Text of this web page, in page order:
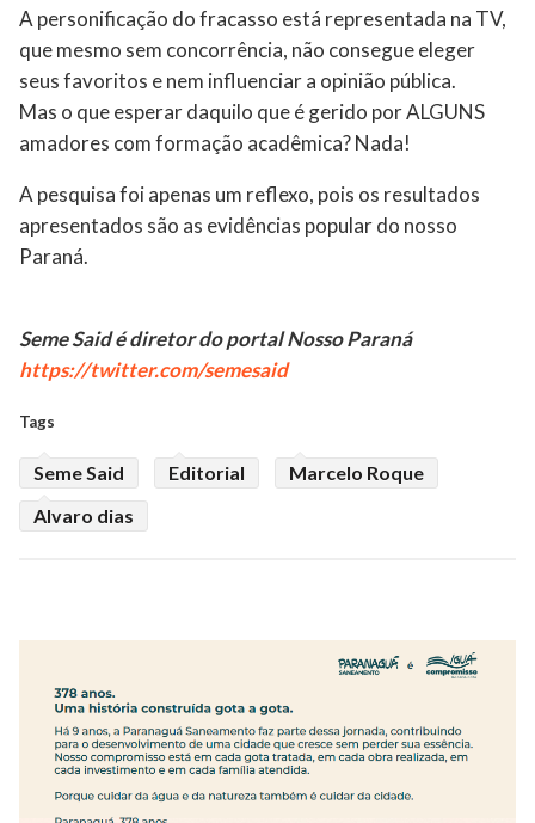
A personificação do fracasso está representada na TV,
que mesmo sem concorrência, não consegue eleger
seus favoritos e nem influenciar a opinião pública.
Mas o que esperar daquilo que é gerido por ALGUNS
amadores com formação acadêmica? Nada!
A pesquisa foi apenas um reflexo, pois os resultados
apresentados são as evidências popular do nosso
Paraná.
Seme Said é diretor do portal Nosso Paraná
https://twitter.com/semesaid
Tags
Seme Said Editorial
Marcelo Roque
Alvaro dias